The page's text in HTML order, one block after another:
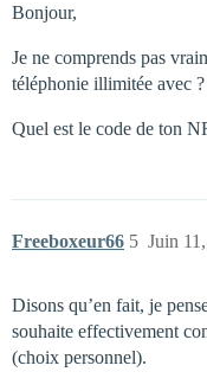
Bonjour,
Je ne comprends pas
téléphonie illimitée avec ?
Quel est le code de ton
Freeboxeur66 Juin
5
Disons qu’en fait, je
souhaite effectivement
(choix personnel).